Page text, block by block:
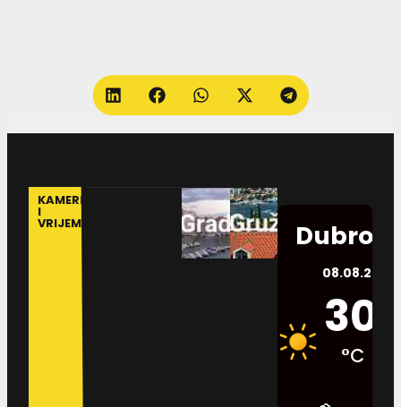
KAMERE
I
VRIJEME
08.08.2026.
30
°C